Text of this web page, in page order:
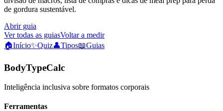
de gordura sustentável.
Abrir guia
Ver todas as guiasVoltar a medir
🏠Início✨Quiz👤Tipos📖Guias
BodyTypeCalc
Inteligência inclusiva sobre formatos corporais
Ferramentas